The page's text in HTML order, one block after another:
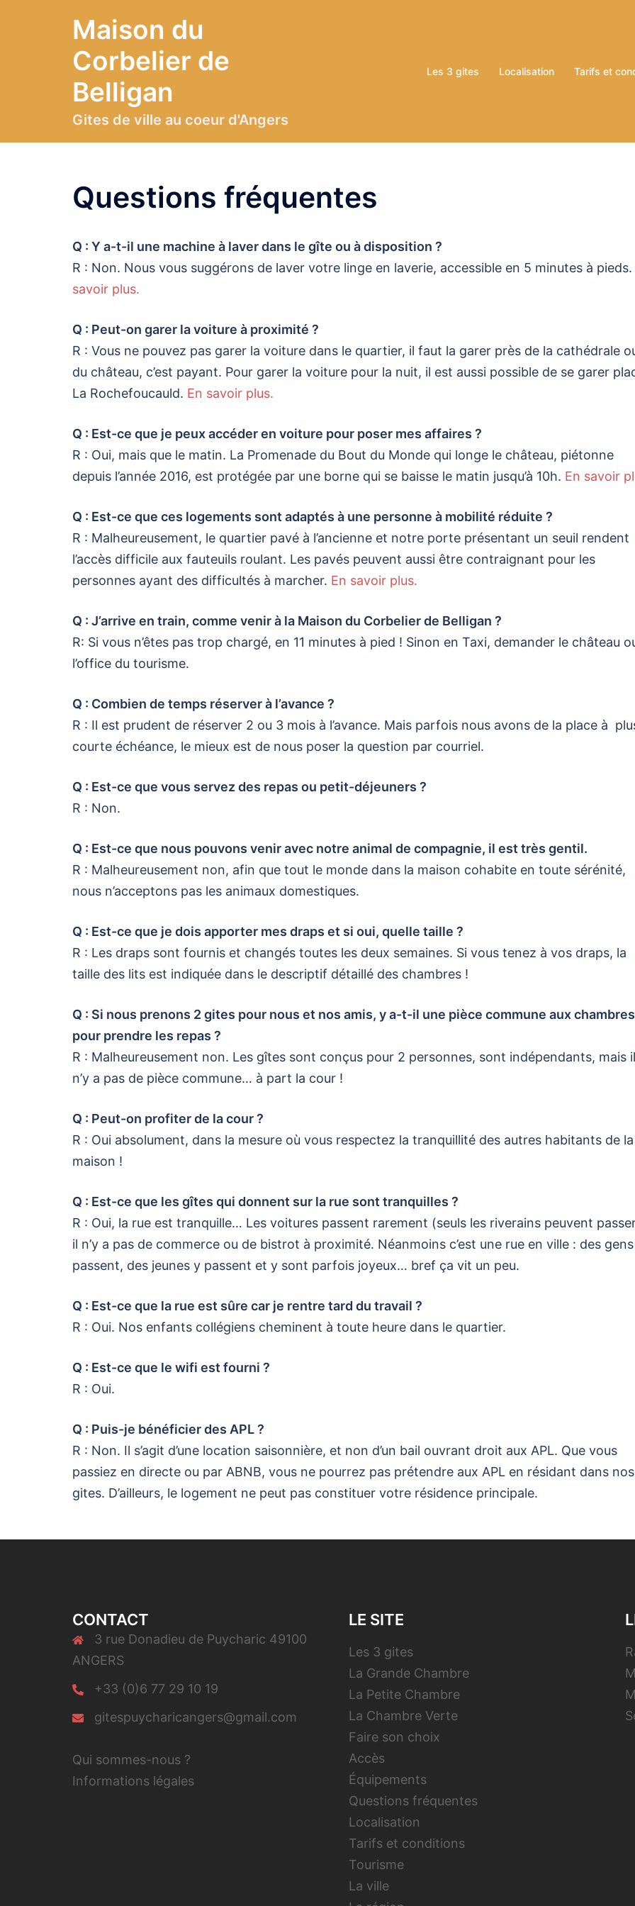
Maison du
Corbelier de
Belligan
Gites de ville au coeur d'Angers
Les 3 gites Localisation Tarifs et
Questions fréquentes
Q : Y a-t-il une machine à laver dans le gîte ou à disposition ?
R : Non. Nous vous suggérons de laver votre linge en laverie, accessible en 5 minutes à pieds.
savoir plus.
Q : Peut-on garer la voiture à proximité ?
R : Vous ne pouvez pas garer la voiture dans le quartier, il faut la garer près de la cathédrale
du château, c’est payant. Pour garer la voiture pour la nuit, il est aussi possible de se garer
La Rochefoucauld. En savoir plus.
Q : Est-ce que je peux accéder en voiture pour poser mes affaires ?
R : Oui, mais que le matin. La Promenade du Bout du Monde qui longe le château, piétonne
depuis l’année 2016, est protégée par une borne qui se baisse le matin jusqu’à 10h. En savoir
Q : Est-ce que ces logements sont adaptés à une personne à mobilité réduite ?
R : Malheureusement, le quartier pavé à l’ancienne et notre porte présentant un seuil rendent
l’accès difficile aux fauteuils roulant. Les pavés peuvent aussi être contraignant pour les
personnes ayant des difficultés à marcher. En savoir plus.
Q : J’arrive en train, comme venir à la Maison du Corbelier de Belligan ?
R: Si vous n’êtes pas trop chargé, en 11 minutes à pied ! Sinon en Taxi, demander le château
l’office du tourisme.
Q : Combien de temps réserver à l’avance ?
R : Il est prudent de réserver 2 ou 3 mois à l’avance. Mais parfois nous avons de la place à
courte échéance, le mieux est de nous poser la question par courriel.
Q : Est-ce que vous servez des repas ou petit-déjeuners ?
R : Non.
Q : Est-ce que nous pouvons venir avec notre animal de compagnie, il est très gentil.
R : Malheureusement non, afin que tout le monde dans la maison cohabite en toute sérénité,
nous n’acceptons pas les animaux domestiques.
Q : Est-ce que je dois apporter mes draps et si oui, quelle taille ?
R : Les draps sont fournis et changés toutes les deux semaines. Si vous tenez à vos draps, la
taille des lits est indiquée dans le descriptif détaillé des chambres !
Q : Si nous prenons 2 gites pour nous et nos amis, y a-t-il une pièce commune aux chambres
pour prendre les repas ?
R : Malheureusement non. Les gîtes sont conçus pour 2 personnes, sont indépendants, mais il
n’y a pas de pièce commune… à part la cour !
Q : Peut-on profiter de la cour ?
R : Oui absolument, dans la mesure où vous respectez la tranquillité des autres habitants de la
maison !
Q : Est-ce que les gîtes qui donnent sur la rue sont tranquilles ?
R : Oui, la rue est tranquille… Les voitures passent rarement (seuls les riverains peuvent
il n’y a pas de commerce ou de bistrot à proximité. Néanmoins c’est une rue en ville : des
passent, des jeunes y passent et y sont parfois joyeux… bref ça vit un peu.
Q : Est-ce que la rue est sûre car je rentre tard du travail ?
R : Oui. Nos enfants collégiens cheminent à toute heure dans le quartier.
Q : Est-ce que le wifi est fourni ?
R : Oui.
Q : Puis-je bénéficier des APL ?
R : Non. Il s’agit d’une location saisonnière, et non d’un bail ouvrant droit aux APL. Que vous
passiez en directe ou par ABNB, vous ne pourrez pas prétendre aux APL en résidant dans nos
gites. D’ailleurs, le logement ne peut pas constituer votre résidence principale.
CONTACT
3 rue Donadieu de Puycharic 49100
ANGERS
+33 (0)6 77 29 10 19
gitespuycharicangers@gmail.com
Qui sommes-nous ?
Informations légales
LE SITE
Les 3 gites
La Grande Chambre
La Petite Chambre
La Chambre Verte
Faire son choix
Accès
Équipements
Questions fréquentes
Localisation
Tarifs et conditions
Tourisme
La ville